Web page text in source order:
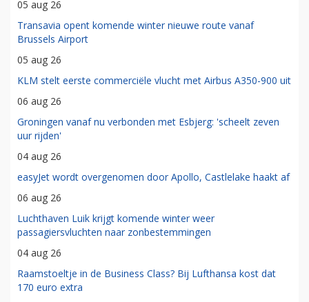
05 aug 26
Transavia opent komende winter nieuwe route vanaf
Brussels Airport
05 aug 26
KLM stelt eerste commerciële vlucht met Airbus A350-900 uit
06 aug 26
Groningen vanaf nu verbonden met Esbjerg: 'scheelt zeven
uur rijden'
04 aug 26
easyJet wordt overgenomen door Apollo, Castlelake haakt af
06 aug 26
Luchthaven Luik krijgt komende winter weer
passagiersvluchten naar zonbestemmingen
04 aug 26
Raamstoeltje in de Business Class? Bij Lufthansa kost dat
170 euro extra